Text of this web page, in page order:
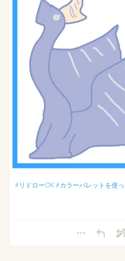
#リドローOK#カラーパレットを使